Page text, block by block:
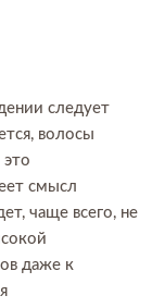
следует
волосы
смысл
чаще всего, не
даже к